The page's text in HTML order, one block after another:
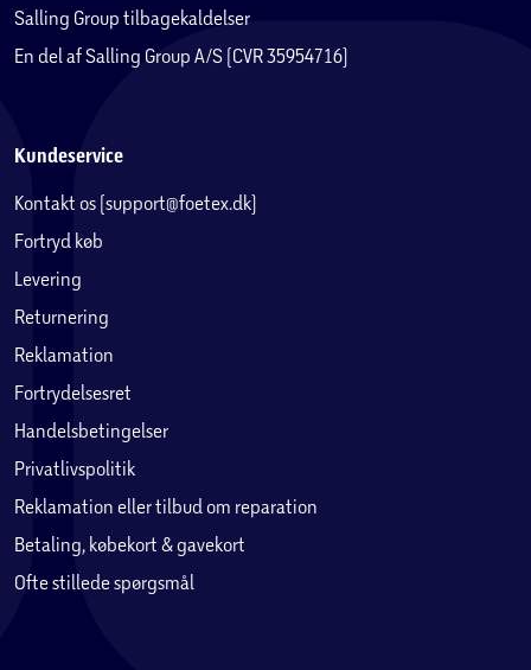
Salling Group tilbagekaldelser
En del af Salling Group A/S (CVR 35954716)
Kundeservice
Kontakt os (support@foetex.dk)
Fortryd køb
Levering
Returnering
Reklamation
Fortrydelsesret
Handelsbetingelser
Privatlivspolitik
Reklamation eller tilbud om reparation
Betaling, købekort & gavekort
Ofte stillede spørgsmål